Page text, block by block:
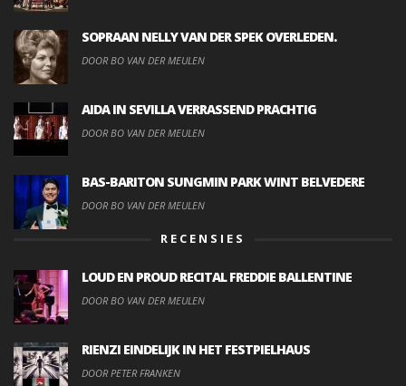
SOPRAAN NELLY VAN DER SPEK OVERLEDEN.
DOOR BO VAN DER MEULEN
AIDA IN SEVILLA VERRASSEND PRACHTIG
DOOR BO VAN DER MEULEN
BAS-BARITON SUNGMIN PARK WINT BELVEDERE
DOOR BO VAN DER MEULEN
RECENSIES
LOUD EN PROUD RECITAL FREDDIE BALLENTINE
DOOR BO VAN DER MEULEN
RIENZI EINDELIJK IN HET FESTPIELHAUS
DOOR PETER FRANKEN